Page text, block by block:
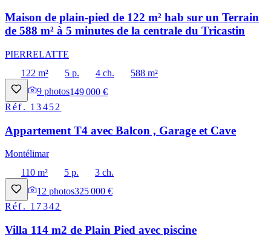
Maison de plain-pied de 122 m² hab sur un Terrain
de 588 m² à 5 minutes de la centrale du Tricastin
PIERRELATTE
122 m²
5 p. 4 ch.
588 m²
9 photos149 000 €
Réf. 13452
Appartement T4 avec Balcon , Garage et Cave
Montélimar
110 m²
5 p.
3 ch.
12 photos325 000 €
Réf. 17342
Villa 114 m2 de Plain Pied avec piscine